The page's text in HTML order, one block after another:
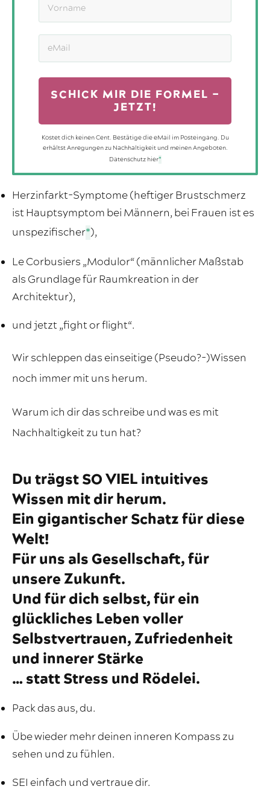
SCHICK MIR DIE FORMEL –
JETZT!
Kostet dich keinen Cent. Bestätige die eMail im Posteingang. Du
erhältst Anregungen zu Nachhaltigkeit und meinen Angeboten.
Datenschutz hier*
Herzinfarkt-Symptome (heftiger Brustschmerz
ist Hauptsymptom bei Männern, bei Frauen ist es
unspezifischer*),
Le Corbusiers „Modulor“ (männlicher Maßstab
als Grundlage für Raumkreation in der
Architektur),
und jetzt „fight or flight“.
Wir schleppen das einseitige (Pseudo?-)Wissen
noch immer mit uns herum.
Warum ich dir das schreibe und was es mit
Nachhaltigkeit zu tun hat?
Du trägst SO VIEL intuitives
Wissen mit dir herum.
Ein gigantischer Schatz für diese
Welt!
Für uns als Gesellschaft, für
unsere Zukunft.
Und für dich selbst, für ein
glückliches Leben voller
Selbstvertrauen, Zufriedenheit
und innerer Stärke
… statt Stress und Rödelei.
Pack das aus, du.
Übe wieder mehr deinen inneren Kompass zu
sehen und zu fühlen.
SEI einfach und vertraue dir.